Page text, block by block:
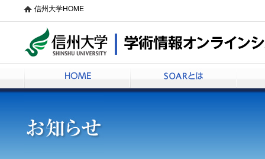
信州大学HOME
信州大学学術情報オンラインシステムSOAR
HOME SOARとは